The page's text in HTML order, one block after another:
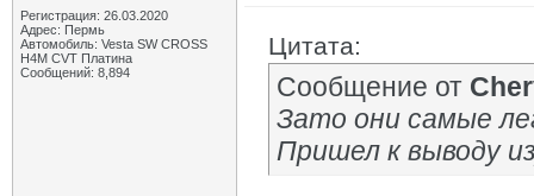
Регистрация: 26.03.2020
Адрес: Пермь
Автомобиль: Vesta SW CROSS
H4M CVT Платина
Сообщений: 8,894
Цитата:
Сообщение от
Зато они самые
Пришел к выводу